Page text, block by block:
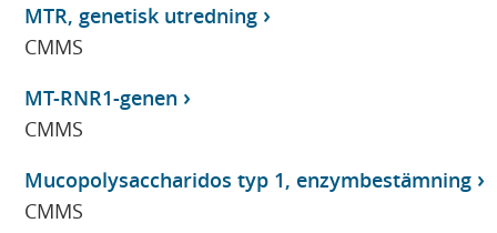
MTR, genetisk utredning
CMMS
MT-RNR1-genen
CMMS
Mucopolysaccharidos typ 1, enzymbestämning
CMMS